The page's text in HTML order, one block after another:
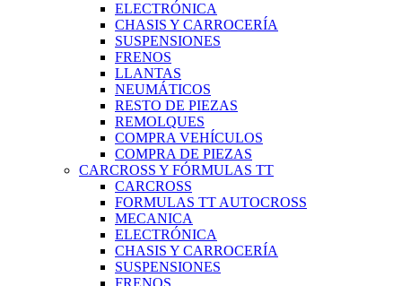
ELECTRÓNICA
CHASIS Y CARROCERÍA
SUSPENSIONES
FRENOS
LLANTAS
NEUMÁTICOS
RESTO DE PIEZAS
REMOLQUES
COMPRA VEHÍCULOS
COMPRA DE PIEZAS
CARCROSS Y FÓRMULAS TT
CARCROSS
FORMULAS TT AUTOCROSS
MECANICA
ELECTRÓNICA
CHASIS Y CARROCERÍA
SUSPENSIONES
FRENOS